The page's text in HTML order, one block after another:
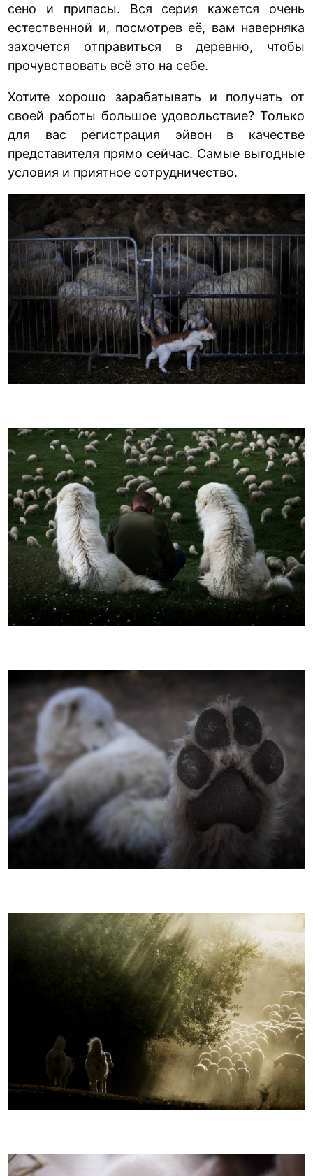
сено и припасы. Вся серия кажется очень
естественной и, посмотрев её, вам наверняка
захочется отправиться в деревню, чтобы
прочувствовать всё это на себе.
Хотите хорошо зарабатывать и получать от
своей работы большое удовольствие? Только
для вас регистрация эйвон в качестве
представителя прямо сейчас. Самые выгодные
условия и приятное сотрудничество.